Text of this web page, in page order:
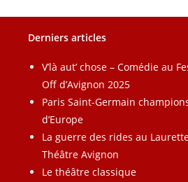
Derniers articles
V’là aut’ chose – Comédie au
Off d’Avignon 2025
Paris Saint-Germain
d’Europe
La guerre des rides au
Théâtre Avignon
Le théâtre classique